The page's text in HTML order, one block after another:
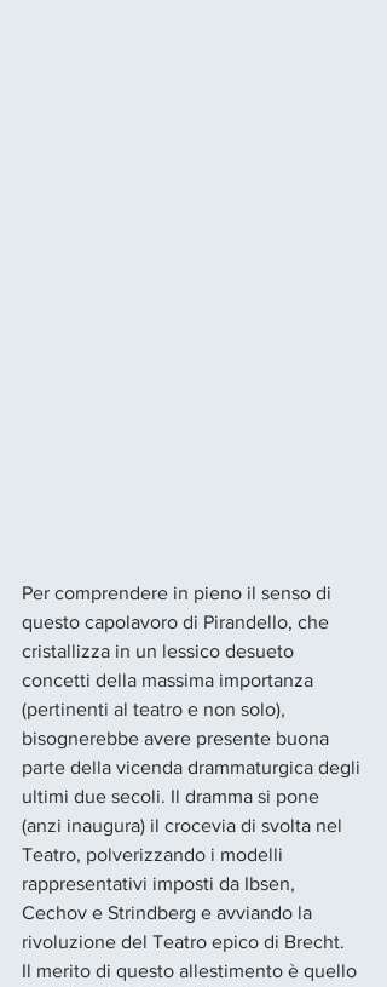
Per comprendere in pieno il senso di
questo capolavoro di Pirandello, che
cristallizza in un lessico desueto
concetti della massima importanza
(pertinenti al teatro e non solo),
bisognerebbe avere presente buona
parte della vicenda drammaturgica degli
ultimi due secoli. Il dramma si pone
(anzi inaugura) il crocevia di svolta nel
Teatro, polverizzando i modelli
rappresentativi imposti da Ibsen,
Cechov e Strindberg e avviando la
rivoluzione del Teatro epico di Brecht.
Il merito di questo allestimento è quello